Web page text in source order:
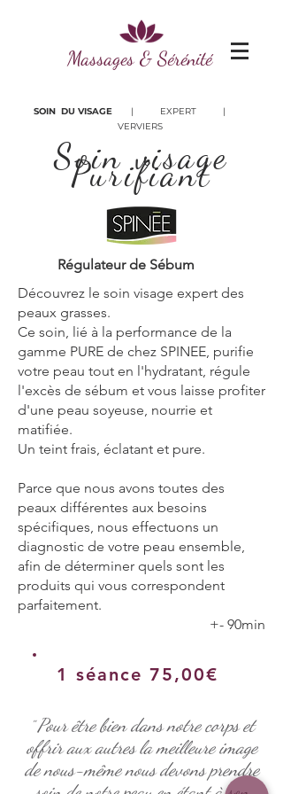
Massages & Sérénité
SOIN DU VISAGE | EXPERT |
VERVIERS
Soin visage
Purifiant
Régulateur de Sébum
Découvrez le soin visage expert des
peaux grasses.
Ce soin, lié à la performance de la
gamme PURE de chez SPINEE, purifie
votre peau tout en l'hydratant, régule
l'excès de sébum et vous laisse profiter
d'une peau soyeuse, nourrie et
matifiée.
Un teint frais, éclatant et pure.
Parce que nous avons toutes des
peaux différentes aux besoins
spécifiques, nous effectuons un
diagnostic de votre peau ensemble,
afin de déterminer quels sont les
produits qui vous correspondent
parfaitement.
+- 90min
1 séance 75,00€
Pour être bien dans notre corps et
offrir aux autres la meilleure image
de nous-même nous devons prendre